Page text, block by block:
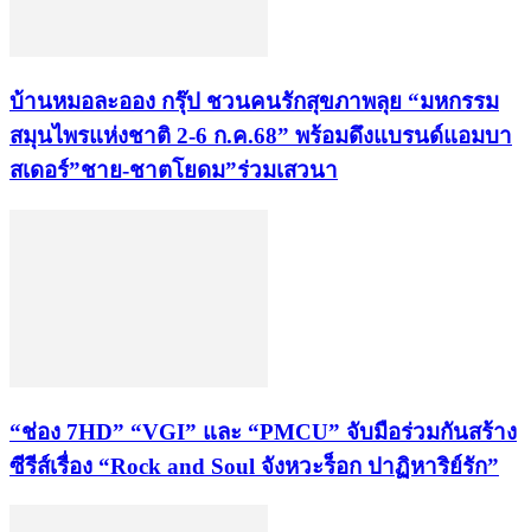
บ้านหมอละออง กรุ๊ป ชวนคนรักสุขภาพลุย “มหกรรม
สมุนไพรแห่งชาติ 2-6 ก.ค.68” พร้อมดึงแบรนด์แอมบา
สเดอร์”ชาย-ชาตโยดม”ร่วมเสวนา
“ช่อง 7HD” “VGI” และ “PMCU” จับมือร่วมกันสร้าง
ซีรีส์เรื่อง “Rock and Soul จังหวะร็อก ปาฏิหาริย์รัก”